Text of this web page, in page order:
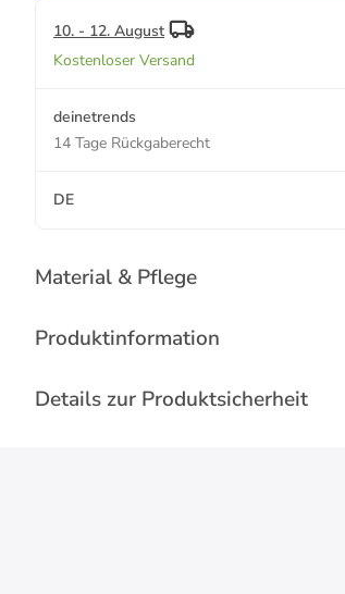
10. - 12. August
Kostenloser Versand
deinetrends
14 Tage Rückgaberecht
DE
Material & Pflege
Produktinformation
Details zur Produktsicherheit